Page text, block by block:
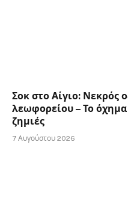
Σοκ στο Αίγιο: Νεκρός
λεωφορείου – Το
ζημιές
7 Αυγούστου 2026